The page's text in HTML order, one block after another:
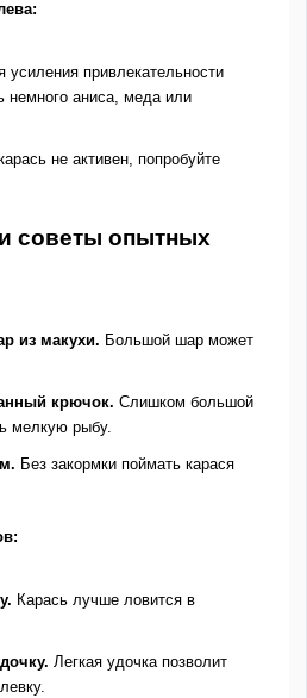
усиления привлекательности
немного аниса, меда или
не активен, попробуйте
советы опытных
из макухи. Большой шар может
крючок. Слишком большой
мелкую рыбу.
Без закормки поймать карася
Карась лучше ловится в
Легкая удочка позволит